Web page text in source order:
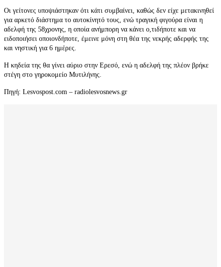
Οι γείτονες υποψιάστηκαν ότι κάτι συμβαίνει, καθώς δεν είχε μετακινηθεί
για αρκετό διάστημα το αυτοκίνητό τους, ενώ τραγική φιγούρα είναι η
αδελφή της 58χρονης, η οποία ανήμπορη να κάνει ο,τιδήποτε και να
ειδοποιήσει οποιονδήποτε, έμεινε μόνη στη θέα της νεκρής αδερφής της
και νηστική για 6 ημέρες.
Η κηδεία της θα γίνει αύριο στην Ερεσό, ενώ η αδελφή της πλέον βρήκε
στέγη στο γηροκομείο Μυτιλήνης.
Πηγή: Lesvospost.com – radiolesvosnews.gr